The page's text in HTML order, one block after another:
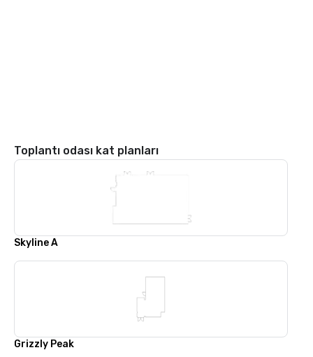
Toplantı odası kat planları
Skyline A
Grizzly Peak